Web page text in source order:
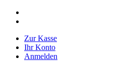
Zur Kasse
Ihr Konto
Anmelden